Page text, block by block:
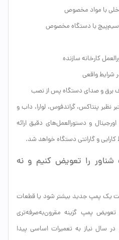
با مواد مخصوص
سیم‌پیچ با دستگاه مخصوص
کارخانه سازنده
واقعی
برق و صدای دستگاه پس از نصب
نظیر پنتاکس، گراندفوس، لوارا، داب و
و دستورالعمل‌های دقیق ارائه
و گارانتی دستگاه خواهد شد.
را تعویض کنیم و نه
یک پمپ جدید بیشتر شود یا قطعات
پمپ گزینه مقرون‌به‌صرفه‌تری
سال نیاز به تعمیرات اساسی پیدا